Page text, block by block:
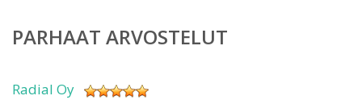
PARHAAT ARVOSTELUT
Radial Oy